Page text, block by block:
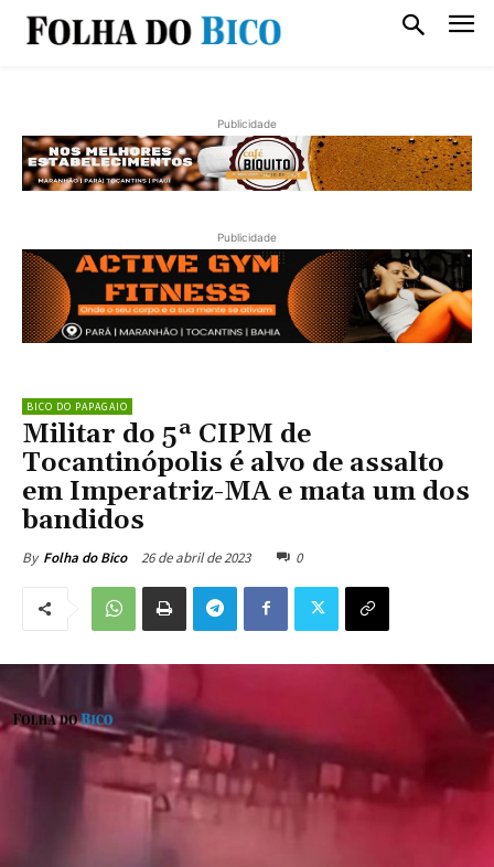
Publicidade
Publicidade
BICO DO PAPAGAIO
Militar do 5ª CIPM de
Tocantinópolis é alvo de assalto
em Imperatriz-MA e mata um dos
bandidos
By Folha do Bico 26 de abril de 2023 0